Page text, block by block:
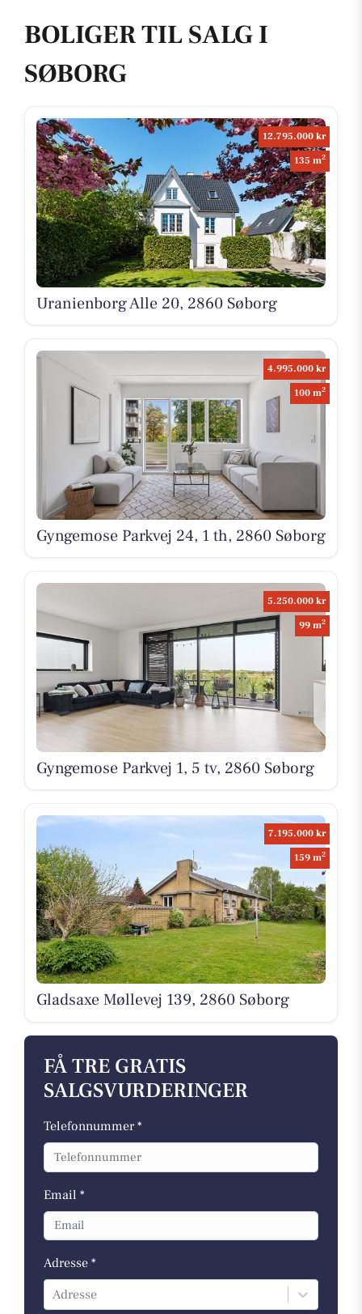
BOLIGER TIL SALG I
SØBORG
12.795.000 kr
135 m2
Uranienborg Alle 20, 2860 Søborg
4.995.000 kr
100 m2
Gyngemose Parkvej 24, 1 th, 2860 Søborg
5.250.000 kr
99 m2
Gyngemose Parkvej 1, 5 tv, 2860 Søborg
7.195.000 kr
159 m2
Gladsaxe Møllevej 139, 2860 Søborg
FÅ TRE GRATIS
SALGSVURDERINGER
Telefonnummer *
Email *
Adresse *
Adresse